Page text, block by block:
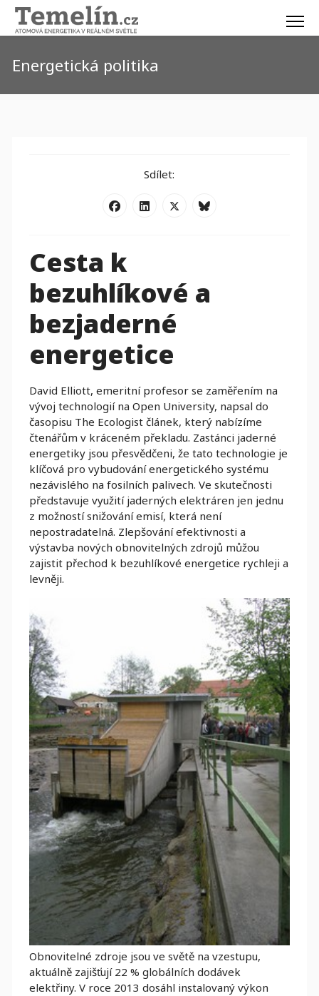
Energetická politika
Sdílet:
Cesta k
bezuhlíkové a
bezjaderné
energetice
David Elliott, emeritní profesor se zaměřením na
vývoj technologií na Open University, napsal do
časopisu The Ecologist článek, který nabízíme
čtenářům v kráceném překladu. Zastánci jaderné
energetiky jsou přesvědčeni, že tato technologie je
klíčová pro vybudování energetického systému
nezávislého na fosilních palivech. Ve skutečnosti
představuje využití jaderných elektráren jen jednu
z možností snižování emisí, která není
nepostradatelná. Zlepšování efektivnosti a
výstavba nových obnovitelných zdrojů můžou
zajistit přechod k bezuhlíkové energetice rychleji a
levněji.
Obnovitelné zdroje jsou ve světě na vzestupu,
aktuálně zajišťují 22 % globálních dodávek
elektřiny. V roce 2013 dosáhl instalovaný výkon